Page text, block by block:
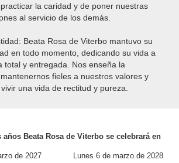
la caridad y de poner nuestras
al servicio de los demás.
Beata Rosa de Viterbo mantuvo su
en todo momento, dedicando su vida a
total y entregada. Nos enseña la
fieles a nuestros valores y
una vida de rectitud y pureza.
Beata Rosa de Viterbo se celebrará en
de 2027
Lunes 6 de marzo de 2028